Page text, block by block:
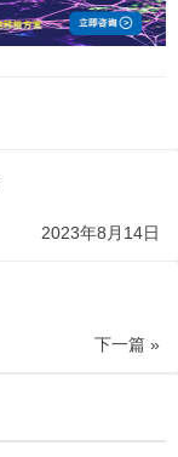
2023年8月14日
下一篇 »